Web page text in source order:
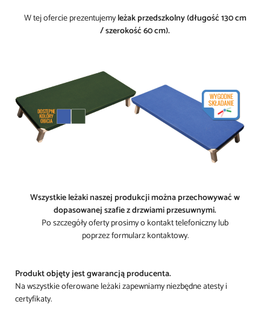
W tej ofercie prezentujemyleżak przedszkolny (długość 130 cm
/ szerokość 60 cm).
Wszystkie leżaki naszej produkcji można przechowywać w
dopasowanejszafie z drzwiami przesuwnymi.
Po szczegóły oferty prosimy o kontakt telefoniczny lub
poprzezformularz kontaktowy.
Produkt objęty jest gwarancją producenta.
Na wszystkie oferowane leżaki zapewniamy niezbędne atesty i
certyfikaty.